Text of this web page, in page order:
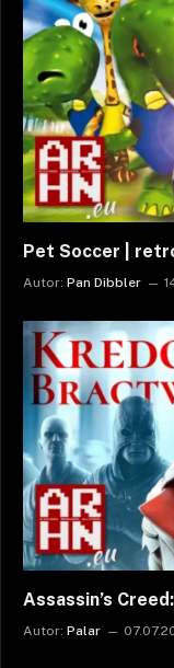
Pet Soccer |
Autor: Pan Dibbler
Assassin’s
Autor: Palar